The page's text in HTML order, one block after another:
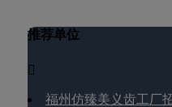
推荐单位

福州仿臻美义齿工厂